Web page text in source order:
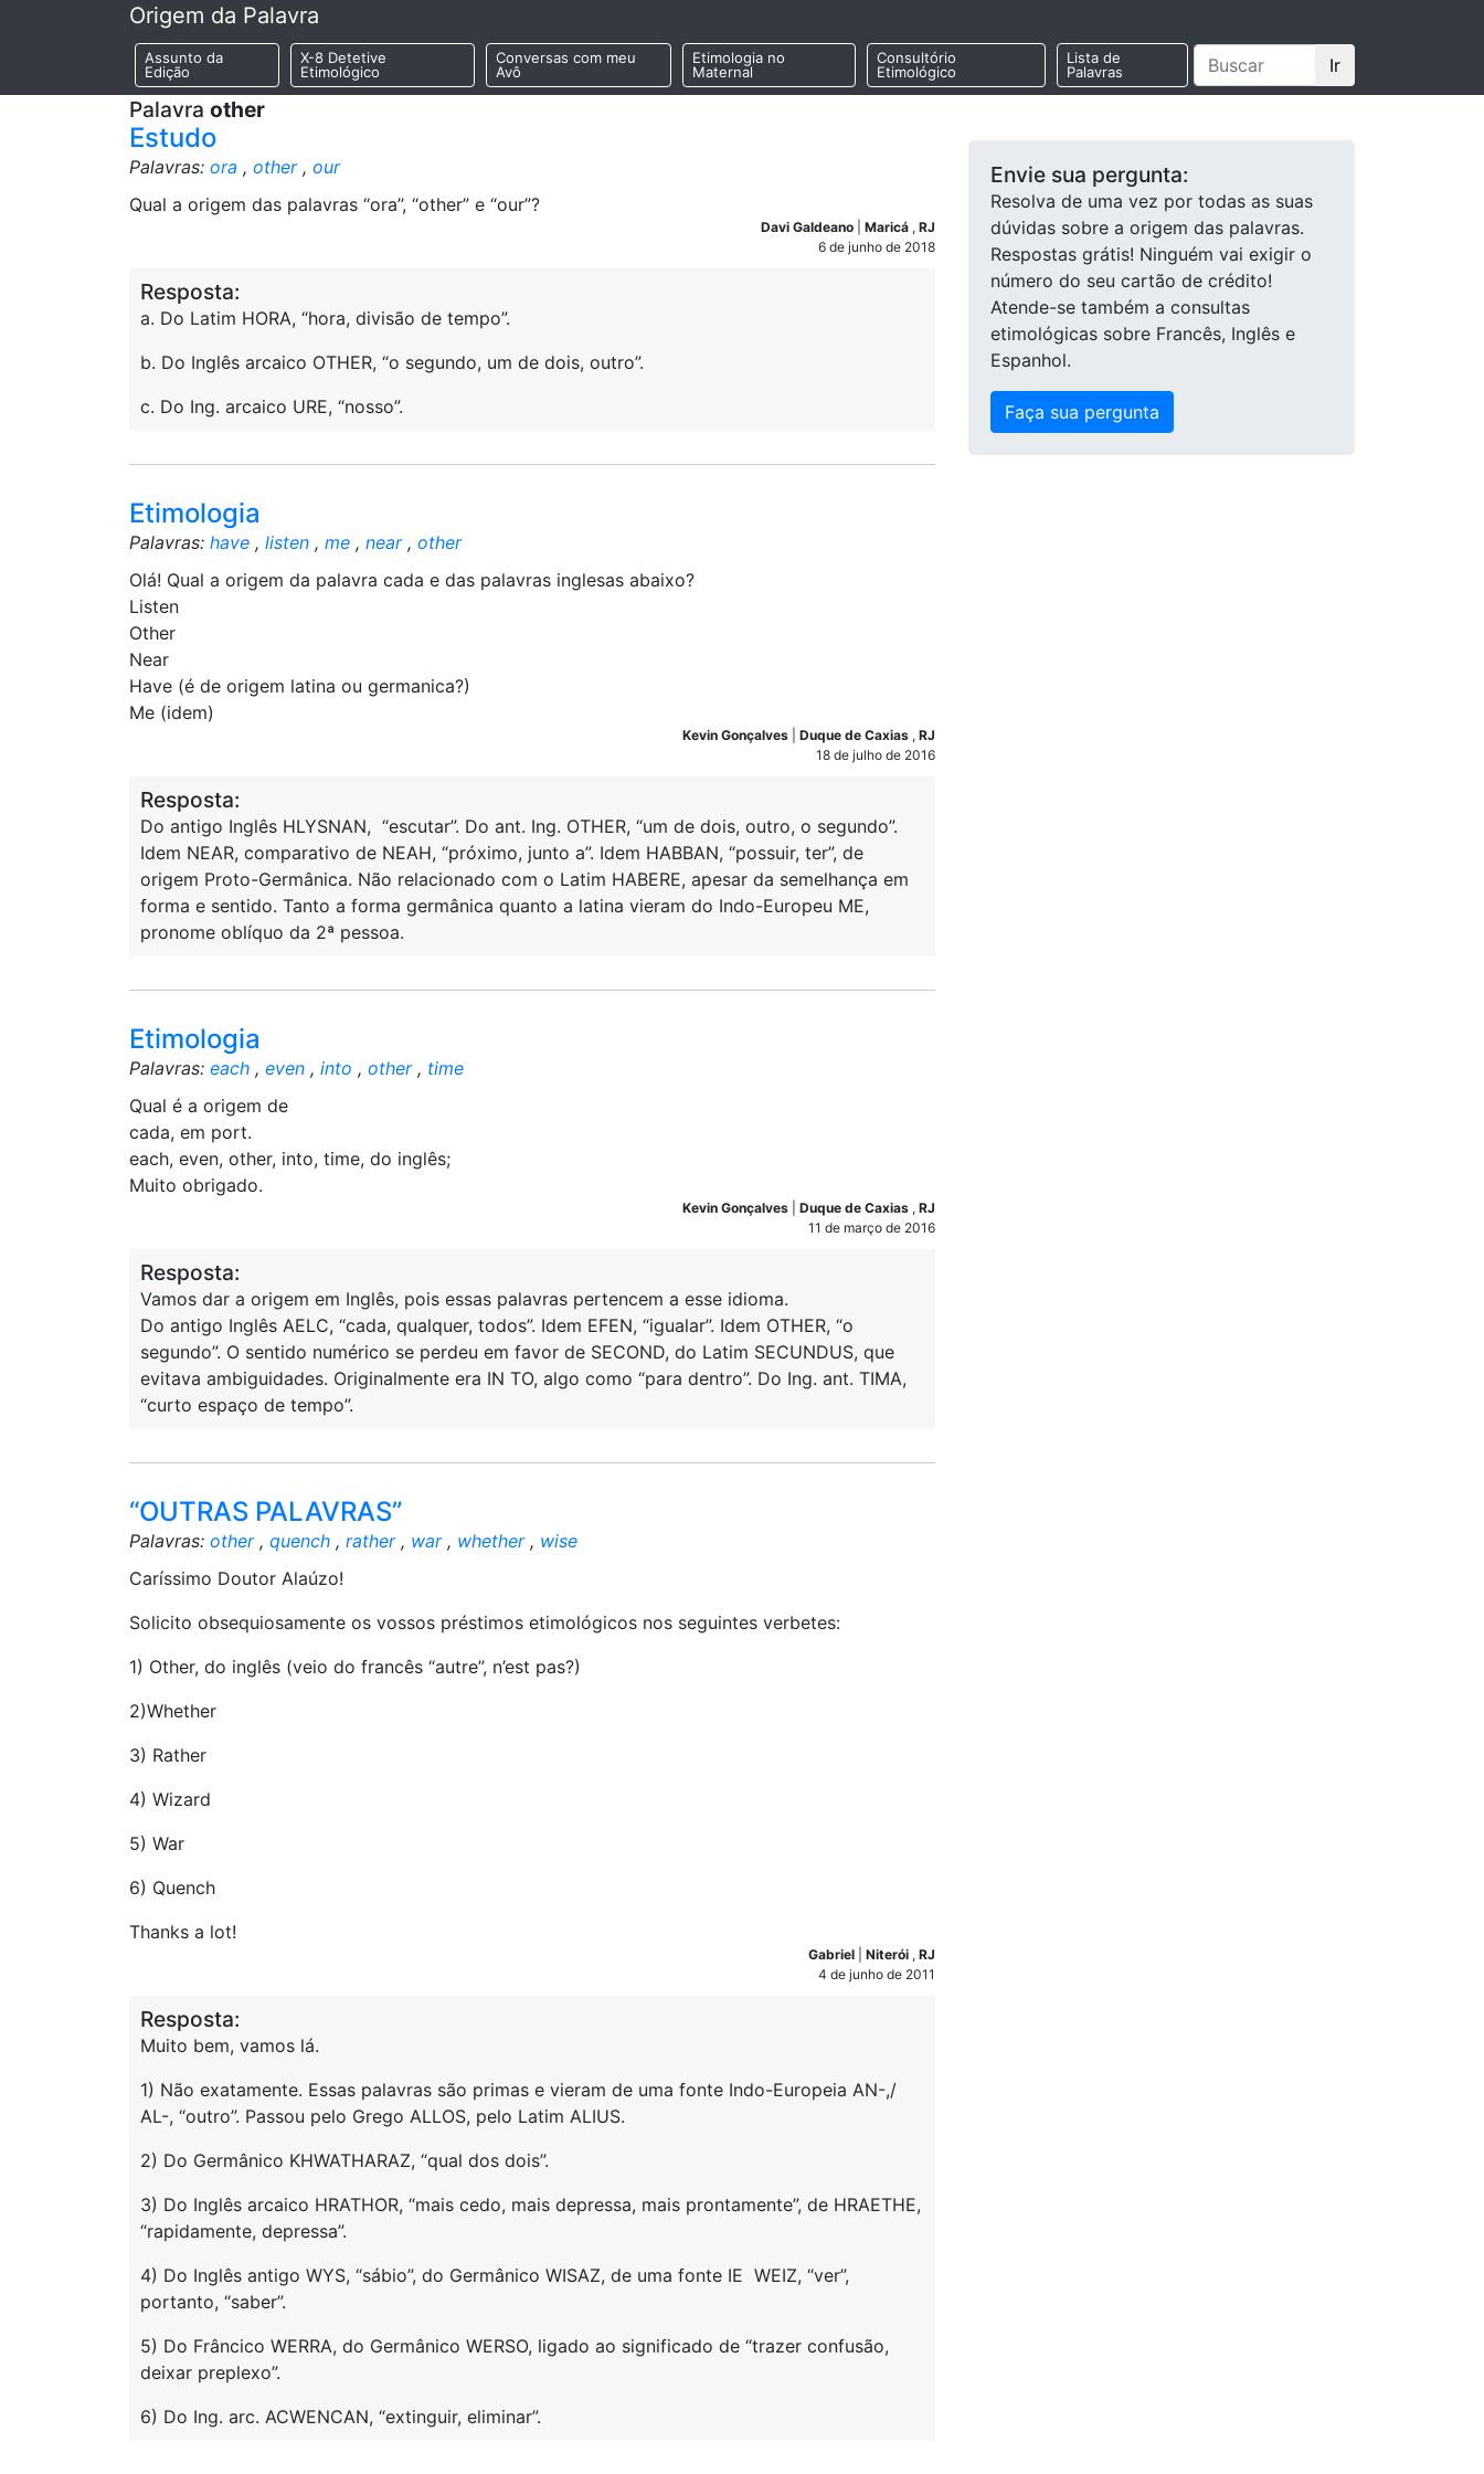
Origem da Palavra
Assunto da
Edição
X-8 Detetive
Etimológico
Conversas com meu
Avô
Etimologia no
Maternal
Consultório
Etimológico
Lista de
Palavras
Ir
Palavra other
Estudo
Palavras: ora , other, our
Qual a origem das palavras “ora”, “other” e “our”?
Davi Galdeano Maricá , RJ
6 de junho de 2018
Resposta:
a. Do Latim HORA, “hora, divisão de tempo”.
b. Do Inglês arcaico OTHER, “o segundo, um de dois, outro”.
c. Do Ing. arcaico URE, “nosso”.
Etimologia
Palavras: have , listen , me , near, other
Olá! Qual a origem da palavra cada e das palavras inglesas abaixo?
Listen
Other
Near
Have (é de origem latina ou germanica?)
Me (idem)
Kevin Gonçalves Duque de Caxias , RJ
18 de julho de 2016
Resposta:
Do antigo Inglês HLYSNAN, “escutar”. Do ant. Ing. OTHER, “um de dois, outro, o segundo”.
Idem NEAR, comparativo de NEAH, “próximo, junto a”. Idem HABBAN, “possuir, ter”, de
origem Proto-Germânica. Não relacionado com o Latim HABERE, apesar da semelhança em
forma e sentido. Tanto a forma germânica quanto a latina vieram do Indo-Europeu ME,
pronome oblíquo da 2ª pessoa.
Etimologia
Palavras: each , even , into , other, time
Qual é a origem de
cada, em port.
each, even, other, into, time, do inglês;
Muito obrigado.
Kevin Gonçalves Duque de Caxias , RJ
11 de março de 2016
Resposta:
Vamos dar a origem em Inglês, pois essas palavras pertencem a esse idioma.
Do antigo Inglês AELC, “cada, qualquer, todos”. Idem EFEN, “igualar”. Idem OTHER, “o
segundo”. O sentido numérico se perdeu em favor de SECOND, do Latim SECUNDUS, que
evitava ambiguidades. Originalmente era IN TO, algo como “para dentro”. Do Ing. ant. TIMA,
“curto espaço de tempo”.
“OUTRAS PALAVRAS”
Palavras: other, quench , rather, war, whether, wise
Caríssimo Doutor Alaúzo!
Solicito obsequiosamente os vossos préstimos etimológicos nos seguintes verbetes:
1) Other, do inglês (veio do francês “autre”, n’est pas?)
2)Whether
3) Rather
4) Wizard
5) War
6) Quench
Thanks a lot!
Gabriel Niterói , RJ
4 de junho de 2011
Resposta:
Muito bem, vamos lá.
1) Não exatamente. Essas palavras são primas e vieram de uma fonte Indo-Europeia AN-,/
AL-, “outro”. Passou pelo Grego ALLOS, pelo Latim ALIUS.
2) Do Germânico KHWATHARAZ, “qual dos dois”.
3) Do Inglês arcaico HRATHOR, “mais cedo, mais depressa, mais prontamente”, de HRAETHE,
“rapidamente, depressa”.
4) Do Inglês antigo WYS, “sábio”, do Germânico WISAZ, de uma fonte IE WEIZ, “ver”,
portanto, “saber”.
5) Do Frâncico WERRA, do Germânico WERSO, ligado ao significado de “trazer confusão,
deixar preplexo”.
6) Do Ing. arc. ACWENCAN, “extinguir, eliminar”.
Envie sua pergunta:
Resolva de uma vez por todas as suas
dúvidas sobre a origem das palavras.
Respostas grátis! Ninguém vai exigir o
número do seu cartão de crédito!
Atende-se também a consultas
etimológicas sobre Francês, Inglês e
Espanhol.
Faça sua pergunta